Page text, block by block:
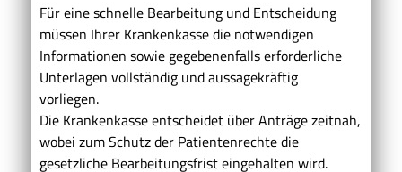
Für eine schnelle Bearbeitung und Entscheidung
müssen Ihrer Krankenkasse die notwendigen
Informationen sowie gegebenenfalls erforderliche
Unterlagen vollständig und aussagekräftig
vorliegen.
Die Krankenkasse entscheidet über Anträge zeitnah,
wobei zum Schutz der Patientenrechte die
gesetzliche Bearbeitungsfrist eingehalten wird.